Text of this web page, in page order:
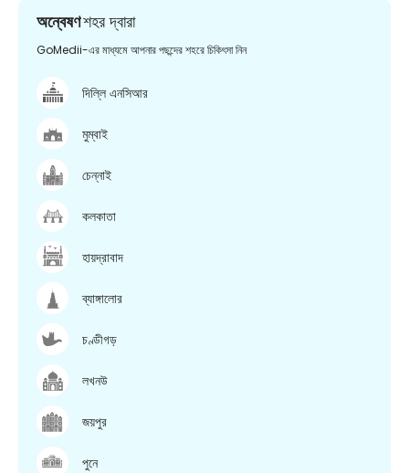
অন্বেষণশহর দ্বারা
GoMedii-এর মাধ্যমে আপনার পছন্দের শহরে চিকিৎসা নিন
দিল্লি এনসিআর
মুম্বাই
চেন্নাই
কলকাতা
হায়দ্রাবাদ
ব্যাঙ্গালোর
চণ্ডীগড়
লখনউ
জয়পুর
পুনে